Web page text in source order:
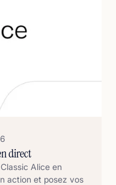
direct
Alice en
action et posez vos